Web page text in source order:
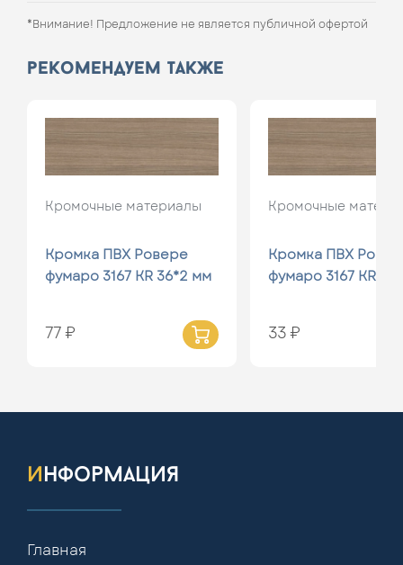
*Внимание! Предложение не является публичной офертой
рекомендуем также
Кромочные материалы
Кромка ПВХ Ровере
фумаро 3167 KR 36*2 мм
77 ₽
Кромочные
Кромка ПВХ
фумаро 3167 KR
33 ₽
информация
Главная